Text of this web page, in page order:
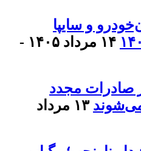
و سایپا
۱۴ مرداد ۱۴۰۵ -
صادرات مجدد
می‌شوند
۱۳ مرداد